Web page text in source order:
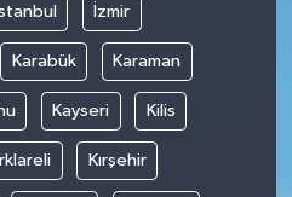
İzmir
Karabük Karaman
Kayseri Kilis
Kırşehir